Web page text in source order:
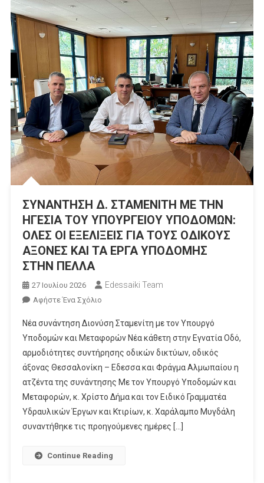
ΣΥΝΑΝΤΗΣΗ Δ. ΣΤΑΜΕΝΙΤΗ ΜΕ ΤΗΝ
ΗΓΕΣΙΑ ΤΟΥ ΥΠΟΥΡΓΕΙΟΥ ΥΠΟΔΟΜΩΝ:
ΟΛΕΣ ΟΙ ΕΞΕΛΙΞΕΙΣ ΓΙΑ ΤΟΥΣ ΟΔΙΚΟΥΣ
ΑΞΟΝΕΣ ΚΑΙ ΤΑ ΕΡΓΑ ΥΠΟΔΟΜΗΣ
ΣΤΗΝ ΠΕΛΛΑ
27 Ιουλίου 2026 Edessaiki Team
Αφήστε Ένα Σχόλιο
ΣΥΝΑΝΤΗΣΗ
Δ.
ΣΤΑΜΕΝΙΤΗ
ΜΕ
ΤΗΝ
ΗΓΕΣΙΑ
ΤΟΥ
ΥΠΟΥΡΓΕΙΟΥ
Νέα συνάντηση Διονύση Σταμενίτη με τον Υπουργό
Υποδομών και Μεταφορών Νέα κάθετη στην Εγνατία Οδό,
αρμοδιότητες συντήρησης οδικών δικτύων, οδικός
άξονας Θεσσαλονίκη – Εδεσσα και Φράγμα Αλμωπαίου η
ατζέντα της συνάντησης Με τον Υπουργό Υποδομών και
Μεταφορών, κ. Χρίστο Δήμα και τον Ειδικό Γραμματέα
Υδραυλικών Έργων και Κτιρίων, κ. Χαράλαμπο Μυγδάλη
συναντήθηκε τις προηγούμενες ημέρες […]
Continue Reading